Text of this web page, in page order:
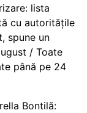
lista
cu autoritățile
spune un
/ Toate
până pe 24
Bontilă: